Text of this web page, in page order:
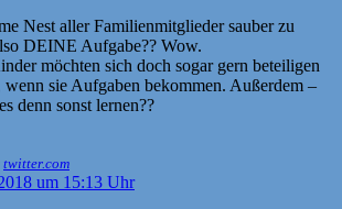
Nest aller Familienmitglieder sauber zu
DEINE Aufgabe?? Wow.
möchten sich doch sogar gern beteiligen
wenn sie Aufgaben bekommen. Außerdem –
denn sonst lernen??
twitter.com
um 15:13 Uhr